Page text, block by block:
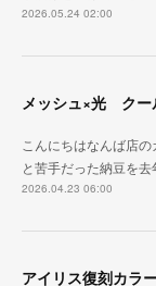
2026.05.24 02:00
メッシュ×光 クー
こんにちはなんば店
と苦手だった納豆を
2026.04.23 06:00
アイリス復刻カラ